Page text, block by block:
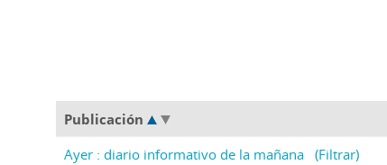
Publicación
Ayer : diario informativo de la mañana (Filtrar)